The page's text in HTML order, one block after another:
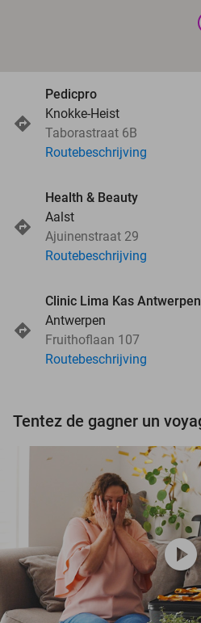
Pedicpro
Knokke-Heist
Taborastraat 6B
Routebeschrijving
Health & Beauty
Aalst
Ajuinenstraat 29
Routebeschrijving
Clinic Lima Kas Antwerpen
Antwerpen
Fruithoflaan 107
Routebeschrijving
play_circle